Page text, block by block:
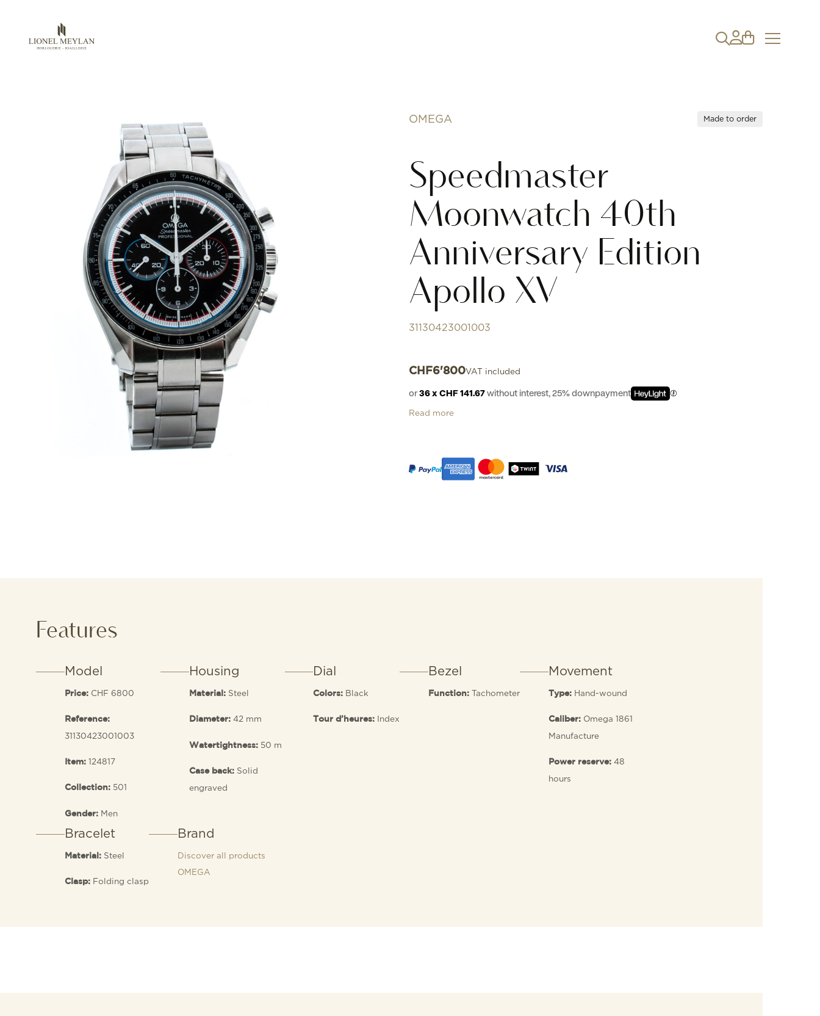
OMEGA Made to order
Speedmaster
Moonwatch 40th
Anniversary Edition
Apollo XV
31130423001003
CHF6'800VAT included
or 36 x CHF 141.67 without interest, 25% downpayment
Read more
Features
Model
Price: CHF 6800
Reference:
31130423001003
Item:124817
Collection: 501
Gender: Men
Housing
Material: Steel
Diameter: 42 mm
Watertightness: 50 m
Case back: Solid
engraved
Dial
Colors: Black
Tour d’heures: Index
Bezel
Function: Tachometer
Movement
Type: Hand-wound
Caliber: Omega 1861
Manufacture
Power reserve: 48
hours
Bracelet
Material: Steel
Clasp: Folding clasp
Brand
Discover all products
OMEGA